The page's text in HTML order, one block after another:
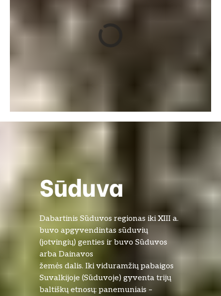
Sūduva
Dabartinis Sūduvos regionas iki XIII a.
buvo apgyvendintas sūduvių
(jotvingių) genties ir buvo Sūduvos
arba Dainavos
žemės dalis. Iki viduramžių pabaigos
Suvalkijoje (Sūduvoje) gyventa trijų
baltiškų etnosų: panemuniais –